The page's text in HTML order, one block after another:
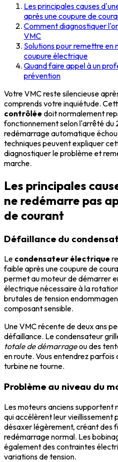
Les principales causes
après une coupure de
Comment diagnostiquer
VMC
Solutions pour remettre en
coupure électrique
Quand faire appel à un
prévention
Votre VMC reste silencieuse
comprends votre inquiétude.
contrôlée doit normalement
fonctionnement selon l'arrêté du
redémarrage automatique
techniques peuvent expliquer
diagnostiquer le problème et
marche.
Les principales
ne redémarre pas
de courant
Défaillance du
Le condensateur électrique
faible après une coupure de
permet au moteur de démarrer
électrique nécessaire à la
brutales de tension
composant sensible.
Une VMC récente de deux ans
défaillance. Le condensateur
totale de démarrageou des
en route. Vous entendrez parfois
turbine ne tourne.
Problème au niveau du
Les moteurs anciens supportent
qui accélèrent leur vieillissement
désaxer légèrement, créant des
redémarrage normal. Les
également des contraintes
variations de tension.